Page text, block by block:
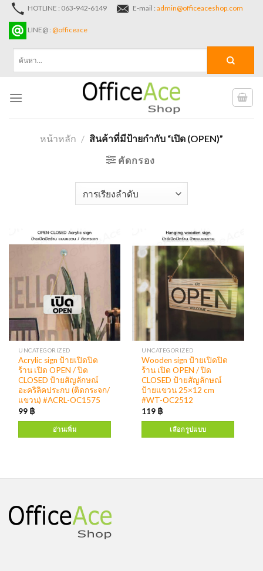
Skip
content
HOTLINE : 063-942-6149 E-mail : admin@officeaceshop.com
LINE@ : @officeace
หน้าหลัก / สินค้าที่มีป้ายกำกับ “เปิด (OPEN)”
คัดกรอง
UNCATEGORIZED
Acrylic sign ป้ายเปิดปิด
ร้าน เปิด OPEN / ปิด
CLOSED ป้ายสัญลักษณ์
อะคริลิคประกบ (ติดกระจก/
แขวน) #ACRL-OC1575
99 ฿
อ่านเพิ่ม
UNCATEGORIZED
Wooden sign ป้ายเปิดปิด
ร้าน เปิด OPEN / ปิด
CLOSED ป้ายสัญลักษณ์
ป้ายแขวน 25×12 cm
#WT-OC2512
119 ฿
เลือกรูปแบบ